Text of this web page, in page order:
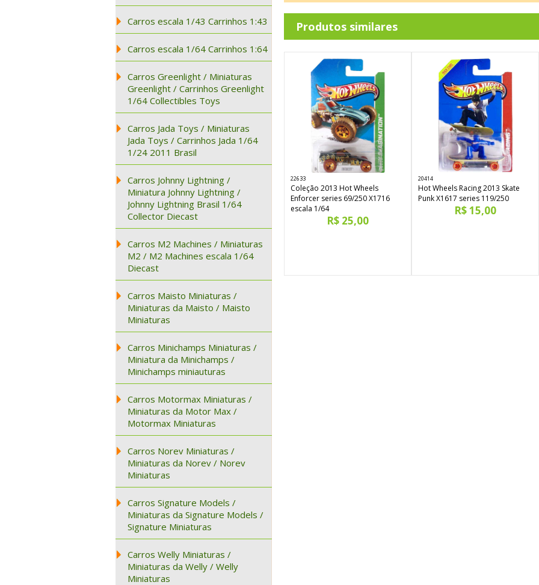
Carros escala 1/43 Carrinhos 1:43
Carros escala 1/64 Carrinhos 1:64
Carros Greenlight / Miniaturas
Greenlight / Carrinhos Greenlight
1/64 Collectibles Toys
Carros Jada Toys / Miniaturas
Jada Toys / Carrinhos Jada 1/64
1/24 2011 Brasil
Carros Johnny Lightning /
Miniatura Johnny Lightning /
Johnny Lightning Brasil 1/64
Collector Diecast
Carros M2 Machines / Miniaturas
M2 / M2 Machines escala 1/64
Diecast
Carros Maisto Miniaturas /
Miniaturas da Maisto / Maisto
Miniaturas
Carros Minichamps Miniaturas /
Miniatura da Minichamps /
Minichamps miniauturas
Carros Motormax Miniaturas /
Miniaturas da Motor Max /
Motormax Miniaturas
Carros Norev Miniaturas /
Miniaturas da Norev / Norev
Miniaturas
Carros Signature Models /
Miniaturas da Signature Models /
Signature Miniaturas
Carros Welly Miniaturas /
Miniaturas da Welly / Welly
Miniaturas
Produtos similares
22633
Coleção 2013 Hot Wheels
Enforcer series 69/250 X1716
escala 1/64
R$ 25,00
20414
Hot Wheels Racing 2013 Skate
Punk X1617 series 119/250
R$ 15,00